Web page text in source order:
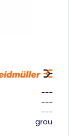
---
---
---
grau